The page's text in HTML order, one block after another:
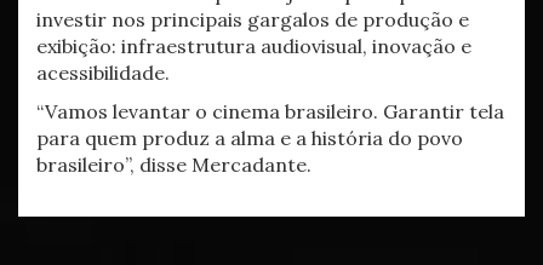
investir nos principais gargalos de produção e
exibição: infraestrutura audiovisual, inovação e
acessibilidade.
“Vamos levantar o cinema brasileiro. Garantir tela
para quem produz a alma e a história do povo
brasileiro”, disse Mercadante.